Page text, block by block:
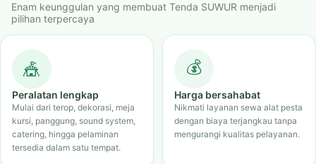
Enam keunggulan yang membuat Tenda SUWUR menjadi
pilihan terpercaya
🎪
Peralatan lengkap
Mulai dari terop, dekorasi, meja
kursi, panggung, sound system,
catering, hingga pelaminan
tersedia dalam satu tempat.
💰
Harga bersahabat
Nikmati layanan sewa alat pesta
dengan biaya terjangkau tanpa
mengurangi kualitas pelayanan.